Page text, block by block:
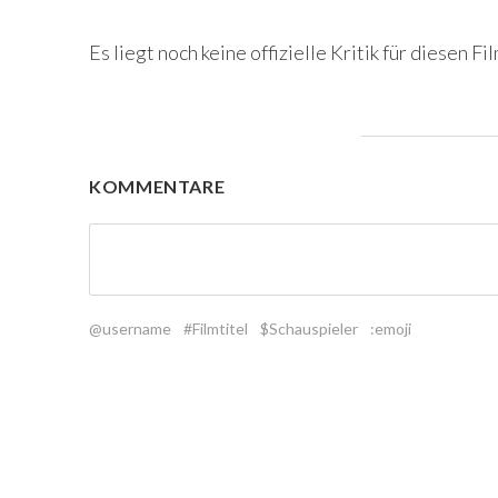
Es liegt noch keine offizielle Kritik für diesen
KOMMENTARE
@username #Filmtitel $Schauspieler :emoji